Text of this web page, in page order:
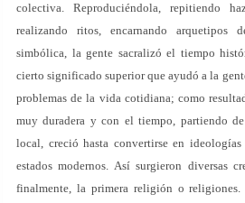
colectiva. Reproduciéndola, repitiendo
realizando ritos, encarnando arquetipos
simbólica, la gente sacralizó el tiempo
cierto significado superior que ayudó a la
problemas de la vida cotidiana; como
muy duradera y con el tiempo, partiendo
local, creció hasta convertirse en
estados modernos. Así surgieron diversas
finalmente, la primera religión o religiones.